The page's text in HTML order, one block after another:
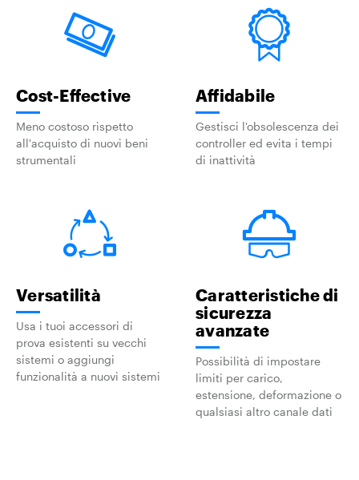
Cost-Effective
Meno costoso rispetto
all'acquisto di nuovi beni
strumentali
Affidabile
Gestisci l'obsolescenza dei
controller ed evita i tempi
di inattività
Versatilità
Usa i tuoi accessori di
prova esistenti su vecchi
sistemi o aggiungi
funzionalità a nuovi sistemi
Caratteristiche di
sicurezza
avanzate
Possibilità di impostare
limiti per carico,
estensione, deformazione o
qualsiasi altro canale dati